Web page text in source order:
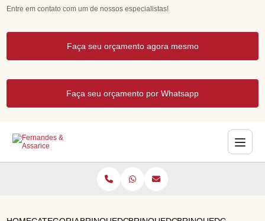
Entre em contato com um de nossos especialistas!
Faça seu orçamento agora mesmo
Faça seu orçamento por Whatsapp